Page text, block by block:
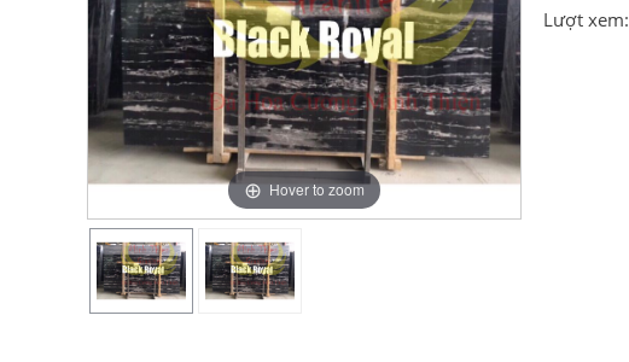
Hover to zoom
Lượt xem: